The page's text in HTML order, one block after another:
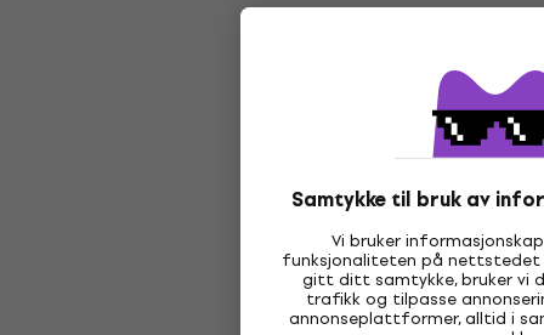
Samtykke til bruk av
Vi bruker
funksjonaliteten på
gitt ditt samtykke, bruker vi
trafikk og tilpasse
annonseplattformer, alltid i